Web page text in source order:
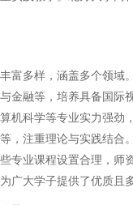
富多样，涵盖多个领域
金融等，培养具备国际
机科学等专业实力强劲
，注重理论与实践结合
专业课程设置合理，师
广大学子提供了优质且